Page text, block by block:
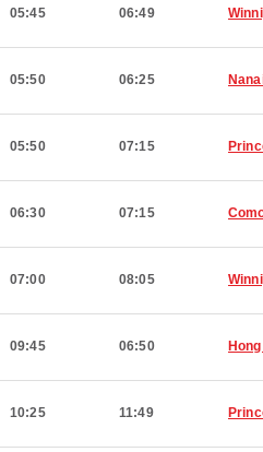
05:45 06:49
05:50 06:25
05:50 07:15
06:30 07:15
07:00 08:05
09:45 06:50
10:25 11:49